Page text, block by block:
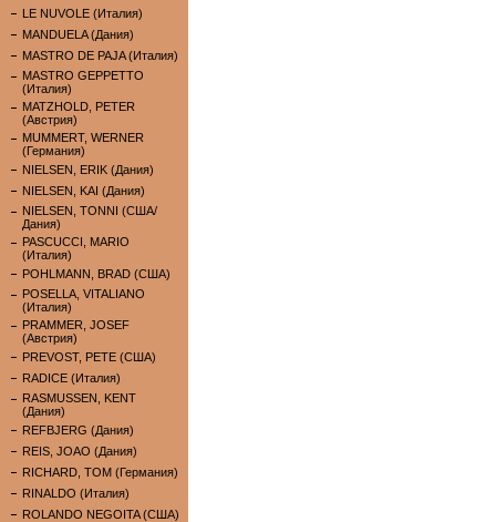
LE NUVOLE (Италия)
MANDUELA (Дания)
MASTRO DE PAJA (Италия)
MASTRO GEPPETTO
(Италия)
MATZHOLD, PETER
(Австрия)
MUMMERT, WERNER
(Германия)
NIELSEN, ERIK (Дания)
NIELSEN, KAI (Дания)
NIELSEN, TONNI (США/
Дания)
PASCUCCI, MARIO
(Италия)
POHLMANN, BRAD (США)
POSELLA, VITALIANO
(Италия)
PRAMMER, JOSEF
(Австрия)
PREVOST, PETE (США)
RADICE (Италия)
RASMUSSEN, KENT
(Дания)
REFBJERG (Дания)
REIS, JOAO (Дания)
RICHARD, TOM (Германия)
RINALDO (Италия)
ROLANDO NEGOITA (США)